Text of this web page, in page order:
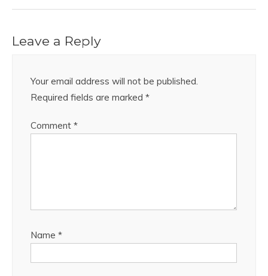
Leave a Reply
Your email address will not be published.
Required fields are marked *
Comment *
Name *